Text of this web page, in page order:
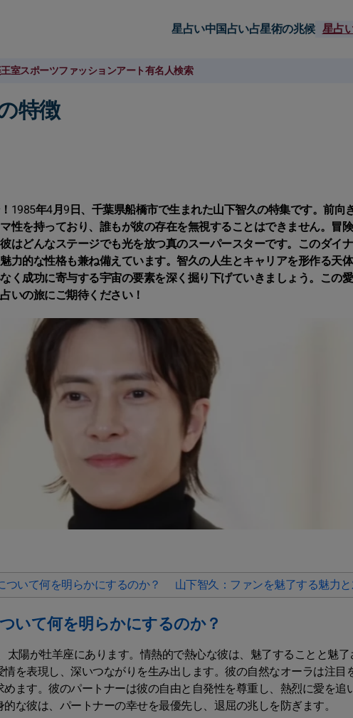
星占い中国占い占星術の兆候 星占
王室スポーツファッションアート有名人検索
特徴
1985年4月9日、千葉県船橋市で生まれた山下智久の特集です。前向
性を持っており、誰もが彼の存在を無視することはできません。冒
はどんなステージでも光を放つ真のスーパースターです。このダイ
力的な性格も兼ね備えています。智久の人生とキャリアを形作る天
く成功に寄与する宇宙の要素を深く掘り下げていきましょう。この
いの旅にご期待ください！
いて何を明らかにするのか？ 山下智久：ファンを魅了する魅力
いて何を明らかにするのか？
太陽が牡羊座にあります。情熱的で熱心な彼は、魅了することと魅
を表現し、深いつながりを生み出します。彼の自然なオーラは注目
ます。彼のパートナーは彼の自由と自発性を尊重し、熱烈に愛を追
な彼は、パートナーの幸せを最優先し、退屈の兆しを防ぎます。